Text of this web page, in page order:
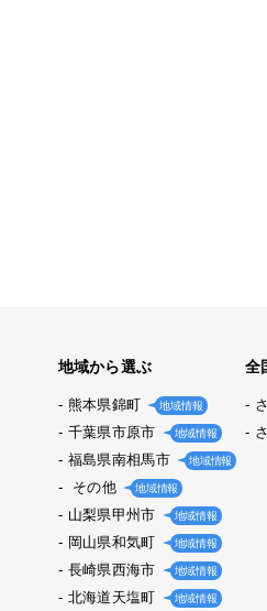
地域から選ぶ
熊本県錦町 地域情報
千葉県市原市 地域情報
福島県南相馬市 地域情報
その他 地域情報
山梨県甲州市 地域情報
岡山県和気町 地域情報
長崎県西海市 地域情報
北海道天塩町 地域情報
全